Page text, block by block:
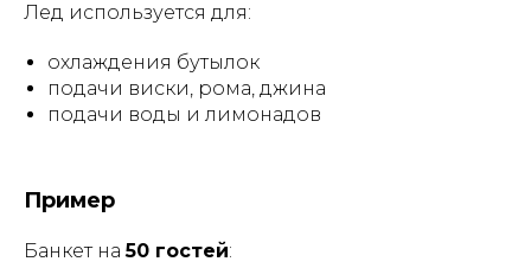
Лед используется для:
охлаждения бутылок
подачи виски, рома, джина
подачи воды и лимонадов
Пример
Банкет на50 гостей: